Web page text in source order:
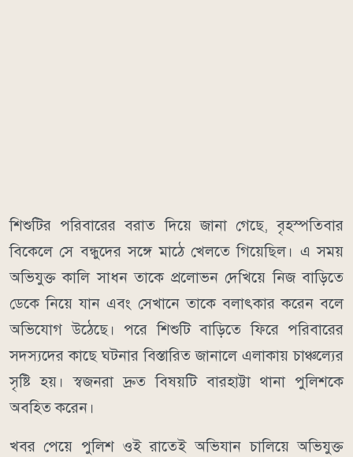
শিশুটির পরিবারের বরাত দিয়ে জানা গেছে, বৃহস্পতিবার
বিকেলে সে বন্ধুদের সঙ্গে মাঠে খেলতে গিয়েছিল। এ সময়
অভিযুক্ত কালি সাধন তাকে প্রলোভন দেখিয়ে নিজ বাড়িতে
ডেকে নিয়ে যান এবং সেখানে তাকে বলাৎকার করেন বলে
অভিযোগ উঠেছে। পরে শিশুটি বাড়িতে ফিরে পরিবারের
সদস্যদের কাছে ঘটনার বিস্তারিত জানালে এলাকায় চাঞ্চল্যের
সৃষ্টি হয়। স্বজনরা দ্রুত বিষয়টি বারহাট্টা থানা পুলিশকে
অবহিত করেন।
খবর পেয়ে পুলিশ ওই রাতেই অভিযান চালিয়ে অভিযুক্ত